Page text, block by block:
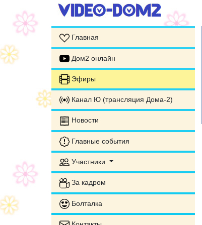
Главная
Дом2 онлайн
Эфиры
Канал Ю (трансляция Дома-2)
Новости
Главные события
Участники
За кадром
Болталка